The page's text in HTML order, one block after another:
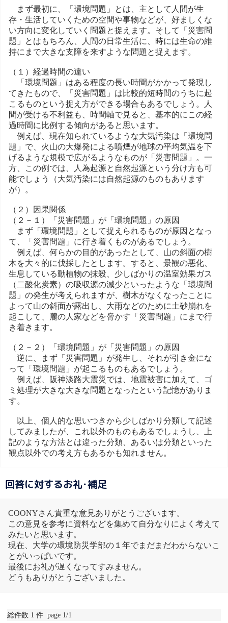
まず最初に、「環境問題」とは、主として人間が生
存・生活していくための空間や事物などが、好ましくな
い方向に変化していく問題と捉えます。そして「災害問
題」とはもちろん、人間の日常生活に、時には生命の維
持にまで大きな支障を来すような問題と捉えます。
（１）経過時間の違い
「環境問題」はある程度の長い時間がかかって発現し
てきたもので、「災害問題」は比較的短時間のうちに起
こるものという捉え方ができる場合もあるでしょう。人
間が受ける不利益も、時間軸で見ると、基本的にこの経
過時間に比例する傾向があると思います。
例えば、現在知られているような大気汚染は「環境問
題」で、火山の大爆発による噴煙が地球の平均気温を下
げるような規模で広がるようなものが「災害問題」。一
方、この例では、人為起源と自然起源という分け方も可
能でしょう（大気汚染には自然起源のものもあります
が）。
（２）因果関係
（２－１）「災害問題」が「環境問題」の原因
まず「環境問題」として捉えられるものが原因となっ
て、「災害問題」に行き着くものがあるでしょう。
例えば、何らかの目的があったとして、山の斜面の樹
木を大々的に伐採したとします。すると、景観の悪化、
生息している動植物の抹殺、少しばかりの温室効果ガス
（二酸化炭素）の吸収源の減少といったような「環境問
題」の発生が考えられますが、樹木がなくなったことに
よって山の斜面が露出し、大雨などのために土砂崩れを
起こして、麓の人家などを脅かす「災害問題」にまで行
き着きます。
（２－２）「環境問題」が「災害問題」の原因
逆に、まず「災害問題」が発生し、それが引き金にな
って「環境問題」が起こるものもあるでしょう。
例えば、阪神淡路大震災では、地震被害に加えて、ゴ
ミ処理が大きな大きな問題となったという記憶がありま
す。
以上、個人的な思いつきから少しばかり分類して記述
してみましたが、これ以外のものもあるでしょうし、上
記のような方法とは違った分類、あるいは分類といった
観点以外での考え方もあるかも知れません。
回答に対するお礼･補足
COONYさん貴重な意見ありがとうございます。
この意見を参考に資料などを集めて自分なりによく考えて
みたいと思います。
現在、大学の環境防災学部の１年でまだまだわからないこ
とがいっぱいです。
最後にお礼が遅くなってすみません。
どうもありがとうございました。
総件数 1 件 page 1/1